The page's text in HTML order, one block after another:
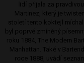
lidí přijala za
Martinez, který je
století tento koktejl
byl poprvé zmíněný
roku 1884, The Modern
Manhattan. Také v
roce 1888, uvádí